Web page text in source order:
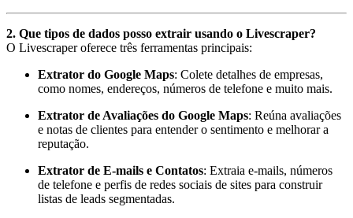
2. Que tipos de dados posso extrair usando o Livescraper?
O Livescraper oferece três ferramentas principais:
Extrator do Google Maps: Colete detalhes de empresas,
como nomes, endereços, números de telefone e muito mais.
Extrator de Avaliações do Google Maps: Reúna avaliações
e notas de clientes para entender o sentimento e melhorar a
reputação.
Extrator de E-mails e Contatos: Extraia e-mails, números
de telefone e perfis de redes sociais de sites para construir
listas de leads segmentadas.